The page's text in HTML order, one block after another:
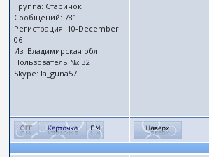
Группа: Старичок
Сообщений: 781
Регистрация: 10-December
06
Из: Владимирская обл.
Пользователь №: 32
Skype: la_guna57